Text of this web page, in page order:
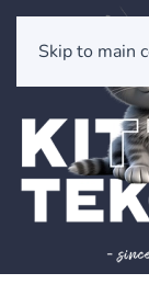
Skip to main